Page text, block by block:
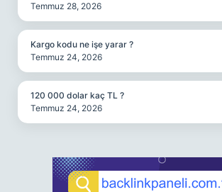
Temmuz 28, 2026
Kargo kodu ne işe yarar ?
Temmuz 24, 2026
120 000 dolar kaç TL ?
Temmuz 24, 2026